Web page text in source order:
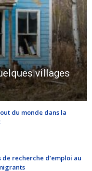
villages
du monde dans la
recherche d’emploi au